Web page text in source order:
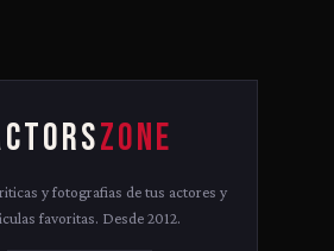
ZONE
y fotografias de tus actores y
favoritas. Desde 2012.